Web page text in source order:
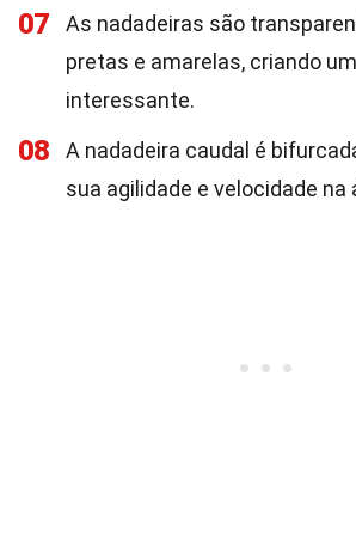
07
As nadadeiras são
pretas e amarelas, criando
interessante.
08
A nadadeira caudal é
sua agilidade e velocidade na